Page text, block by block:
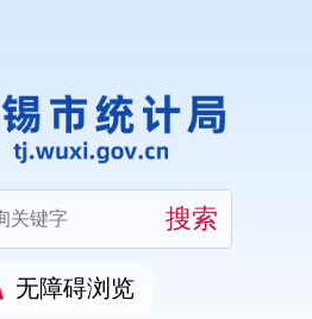
无障碍浏览